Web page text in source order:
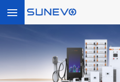
Che Cosa Sta